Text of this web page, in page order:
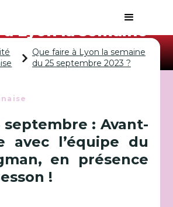
Lyon la semaine
2023 ?
Que faire à Lyon la semaine
du 25 septembre 2023 ?
septembre : Avant-
avec l’équipe du
en présence
!